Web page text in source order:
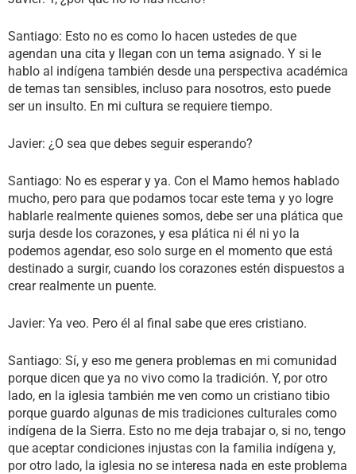
Santiago: Esto no es como lo hacen ustedes de que
agendan una cita y llegan con un tema asignado. Y si le
hablo al indígena también desde una perspectiva académica
de temas tan sensibles, incluso para nosotros, esto puede
ser un insulto. En mi cultura se requiere tiempo.
Javier: ¿O sea que debes seguir esperando?
Santiago: No es esperar y ya. Con el Mamo hemos hablado
mucho, pero para que podamos tocar este tema y yo logre
hablarle realmente quienes somos, debe ser una plática que
surja desde los corazones, y esa plática ni él ni yo la
podemos agendar, eso solo surge en el momento que está
destinado a surgir, cuando los corazones estén dispuestos a
crear realmente un puente.
Javier: Ya veo. Pero él al final sabe que eres cristiano.
Santiago: Sí, y eso me genera problemas en mi comunidad
porque dicen que ya no vivo como la tradición. Y, por otro
lado, en la iglesia también me ven como un cristiano tibio
porque guardo algunas de mis tradiciones culturales como
indígena de la Sierra. Esto no me deja trabajar o, si no, tengo
que aceptar condiciones injustas con la familia indígena y,
por otro lado, la iglesia no se interesa nada en este problema